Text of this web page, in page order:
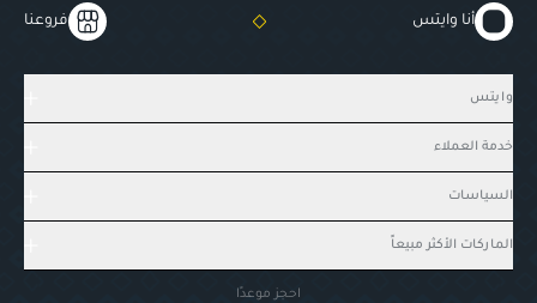
أنا وايتس فروعنا
وايتس
خدمة العملاء
السياسات
الماركات الأكثر مبيعاً
احجز موعدًا